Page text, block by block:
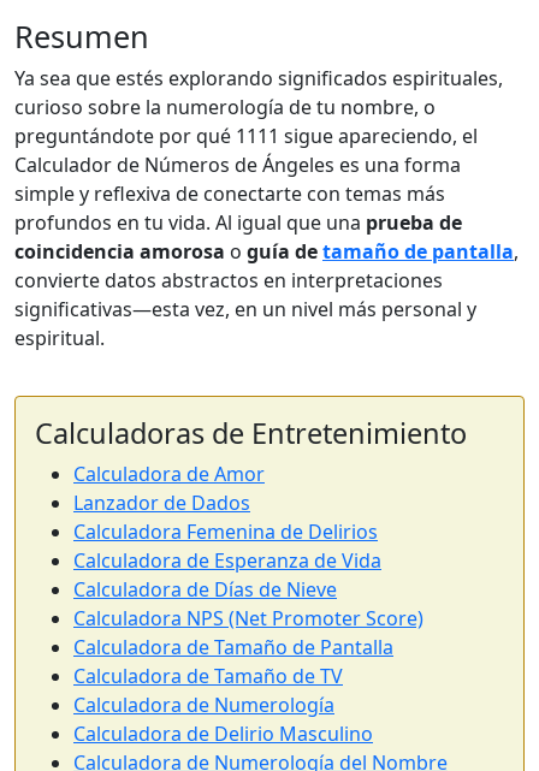
Resumen
Ya sea que estés explorando significados espirituales,
curioso sobre la numerología de tu nombre, o
preguntándote por qué 1111 sigue apareciendo, el
Calculador de Números de Ángeles es una forma
simple y reflexiva de conectarte con temas más
profundos en tu vida. Al igual que una prueba de
coincidencia amorosa o guía detamaño de pantalla,
convierte datos abstractos en interpretaciones
significativas—esta vez, en un nivel más personal y
espiritual.
Calculadoras de Entretenimiento
Calculadora de Amor
Lanzador de Dados
Calculadora Femenina de Delirios
Calculadora de Esperanza de Vida
Calculadora de Días de Nieve
Calculadora NPS (Net Promoter Score)
Calculadora de Tamaño de Pantalla
Calculadora de Tamaño de TV
Calculadora de Numerología
Calculadora de Delirio Masculino
Calculadora de Numerología del Nombre